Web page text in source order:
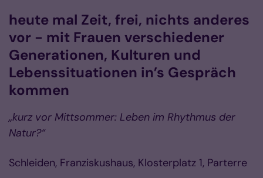
heute mal Zeit, frei, nichts anderes
vor - mit Frauen verschiedener
Generationen, Kulturen und
Lebenssituationen in’s Gespräch
kommen
„kurz vor Mittsommer: Leben im Rhythmus der
Natur?“
Schleiden, Franziskushaus, Klosterplatz 1, Parterre